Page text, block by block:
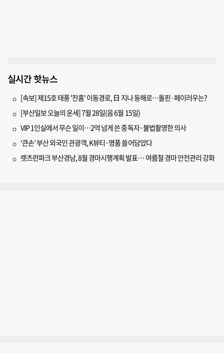
실시간 핫뉴스
[속보] 제15호 태풍 '찬홈' 이동경로, 日 지나 동해로…돌핀·페이러우는?
[부산일보 오늘의 운세] 7월 28일(음 6월 15일)
VIP 1인실에서 무슨 일이…2억 넘게 쓴 중독자·불법촬영한 의사
‘큰손’ 부산 외국인 관광객, K뷰티·명품 쓸어담았다
렛츠런파크 부산경남, 8월 경마시행계획 발표… 여름철 경마 안전관리 강화